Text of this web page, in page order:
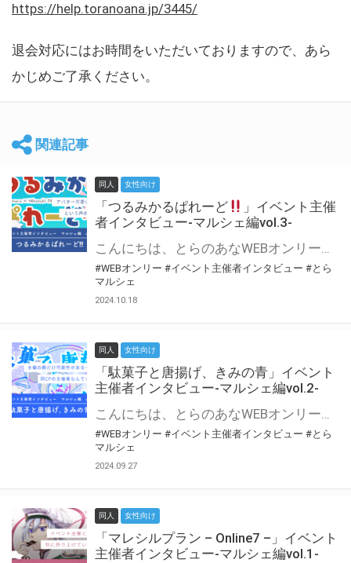
https://help.toranoana.jp/3445/
退会対応にはお時間をいただいておりますので、あら
かじめご了承ください。
関連記事
同人 女性向け
「つるみかるぱれーど
」イベント主催
者インタビュー-マルシェ編vol.3-
こんにちは、とらのあなWEBオンリー運営スタッフです。 新たにお届けする、イベント主催者インタビュー-マルシェ編-は、 とらのあなWEBオンリー「マルシェ」をご利用した主催様に 「マルシェ」を使って開催した感想や心がけをお聞きする企画です。 今回は、WEBオンリー初開催「つるみかるぱれーど
#WEBオンリー #イベント主催者インタビュー #とら
マルシェ
2024.10.18
同人 女性向け
「駄菓子と唐揚げ、きみの青」イベント
主催者インタビュー-マルシェ編vol.2-
こんにちは、とらのあなWEBオンリー運営スタッフです。 新たにお届けする、イベント主催者インタビュー-マルシェ編-は、 とらのあなWEBオンリー「マルシェ」をご利用の主催様に 「マルシェ」を使ってイベントを開催した感想や心がけをお聞きする企画です。 今回は、WEBオンリー初開催「駄菓子と唐揚げ、きみの青」より、 主催のぎこ六屋様にお話を伺いました。 協力：ぎこ六屋様／イベント公式Twitter（@krkgwks） とらのあなWEBオンリー「マルシェ」とは？ WEBオンリーでリアルタイムでコミュニケーションがとれるオンライン会場です。
#WEBオンリー #イベント主催者インタビュー #とら
マルシェ
2024.09.27
同人 女性向け
「マレシルプラン – Online7 –」イベント
主催者インタビュー-マルシェ編vol.1-